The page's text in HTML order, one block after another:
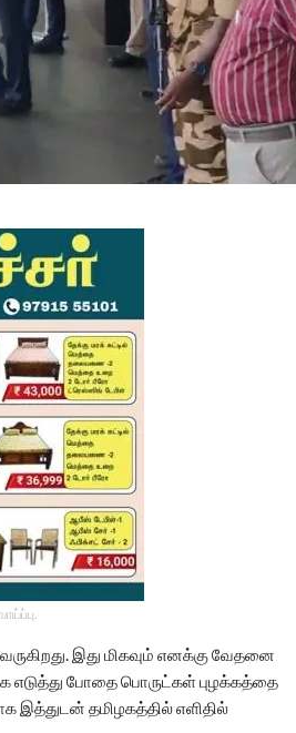
இது மிகவும் எனக்கு வேதனை
எடுத்து போதை பொருட்கள் புழக்கத்தை
இத்துடன் தமிழகத்தில் எளிதில்